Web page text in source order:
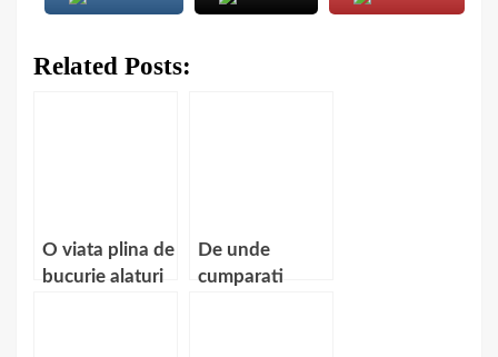
Related Posts:
O viata plina de
bucurie alaturi
De unde
cumparati